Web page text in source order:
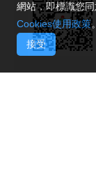
網站，即標識您
Cookies使用政策。
接受